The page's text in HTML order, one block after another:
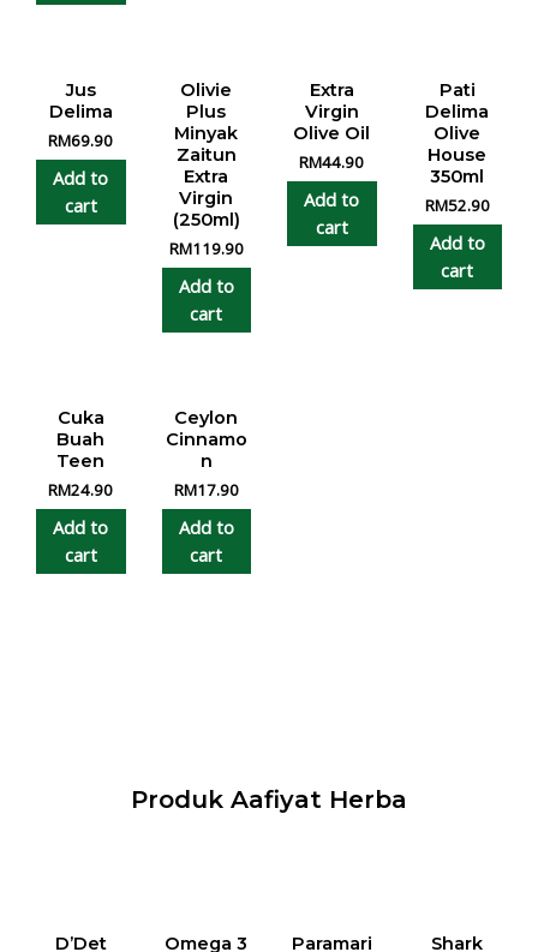
Jus
Delima
RM69.90
Add to
cart
Olivie
Plus
Minyak
Zaitun
Extra
Virgin
(250ml)
RM119.90
Add to
cart
Extra
Virgin
Olive Oil
RM44.90
Add to
cart
Pati
Delima
Olive
House
350ml
RM52.90
Add to
cart
Cuka
Buah
Teen
RM24.90
Add to
cart
Ceylon
Cinnamo
n
RM17.90
Add to
cart
Produk Aafiyat Herba
D’Det Omega 3 Paramari Shark